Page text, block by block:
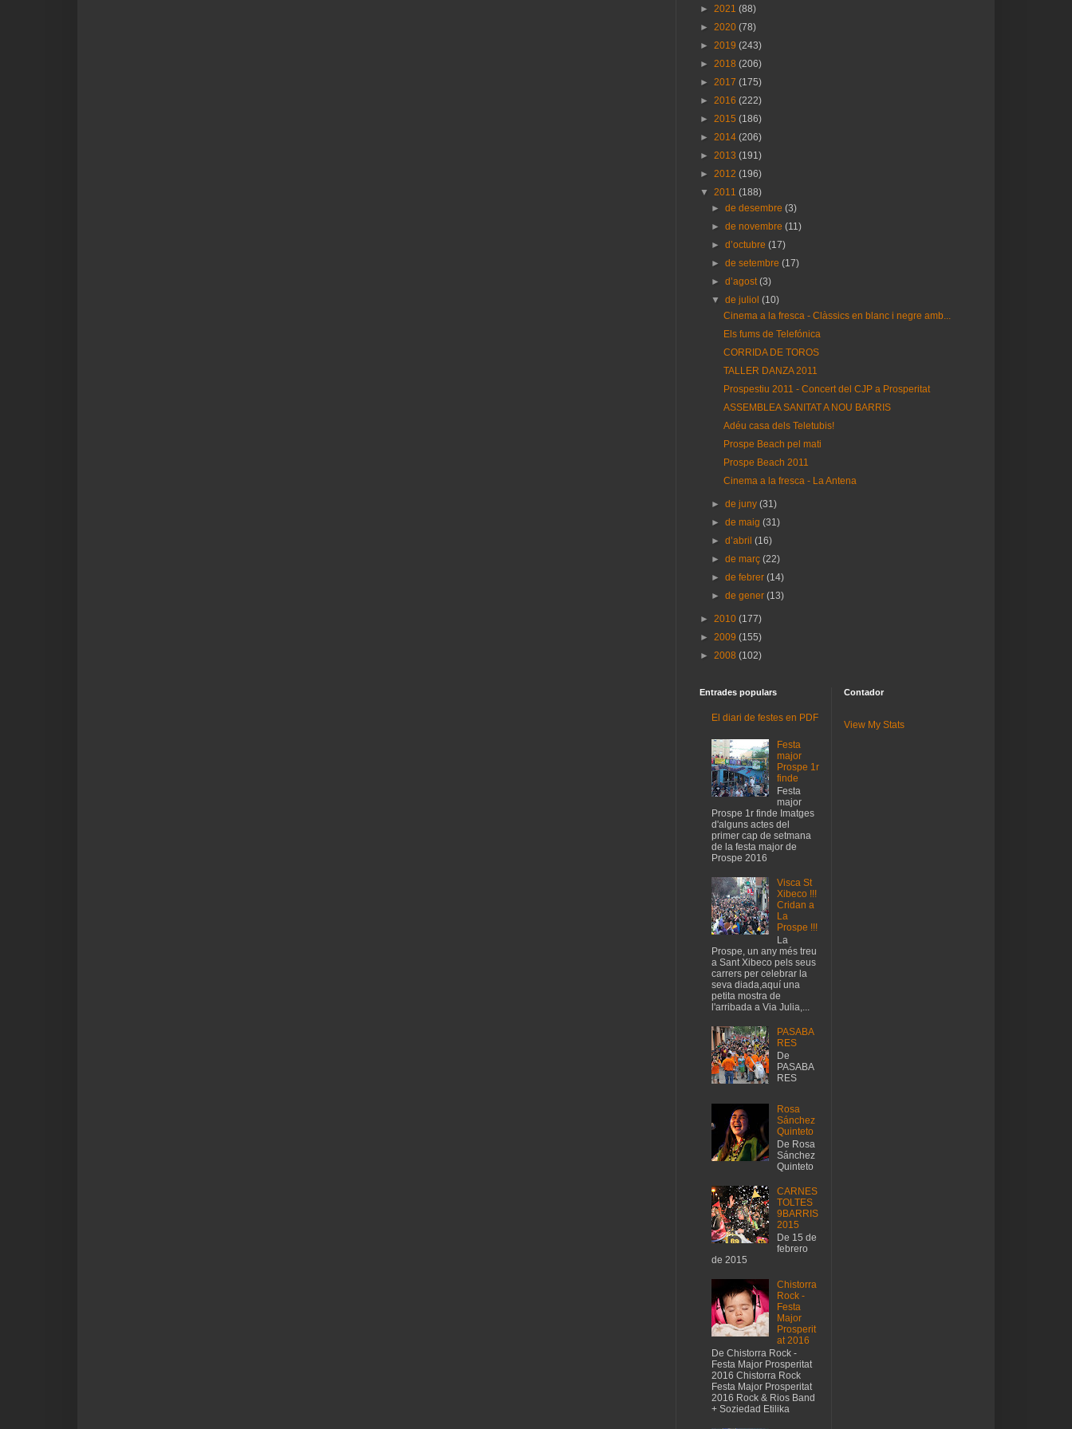
► 2021 (88)
► 2020 (78)
► 2019 (243)
► 2018 (206)
► 2017 (175)
► 2016 (222)
► 2015 (186)
► 2014 (206)
► 2013 (191)
► 2012 (196)
▼ 2011 (188)
►de desembre(3)
►de novembre(11)
►d’octubre(17)
►de setembre(17)
►d’agost(3)
▼de juliol(10)
Cinema a la fresca - Clàssics en blanc i negre amb...
Els fums de Telefónica
CORRIDA DE TOROS
TALLER DANZA 2011
Prospestiu 2011 - Concert del CJP a Prosperitat
ASSEMBLEA SANITAT A NOU BARRIS
Adéu casa dels Teletubis!
Prospe Beach pel mati
Prospe Beach 2011
Cinema a la fresca - La Antena
►de juny(31)
►de maig(31)
►d’abril(16)
►de març(22)
►de febrer(14)
►de gener(13)
► 2010 (177)
► 2009 (155)
► 2008 (102)
Entrades populars
El diari de festes en PDF
Festa
major
Prospe 1r
finde
Festa
major
Prospe 1r finde Imatges
d'alguns actes del
primer cap de setmana
de la festa major de
Prospe 2016
Visca St
Xibeco !!!
Cridan a
La
Prospe !!!
La
Prospe, un any més treu
a Sant Xibeco pels seus
carrers per celebrar la
seva diada,aquí una
petita mostra de
l'arribada a Via Julia,...
PASABA
RES
De
PASABA
RES
Rosa
Sánchez
Quinteto
De Rosa
Sánchez
Quinteto
CARNES
TOLTES
9BARRIS
2015
De 15 de
febrero
de 2015
Chistorra
Rock -
Festa
Major
Prosperit
at 2016
De Chistorra Rock -
Festa Major Prosperitat
2016 Chistorra Rock
Festa Major Prosperitat
2016 Rock & Rios Band
+ Soziedad Etilika
Contador
View My Stats